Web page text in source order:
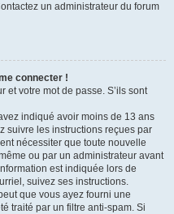
un administrateur du forum
connecter !
et votre mot de passe. S’ils sont
indiqué avoir moins de 13 ans
suivre les instructions reçues par
nécessiter que toute nouvelle
ou par un administrateur avant
est indiquée lors de
suivez ses instructions.
que vous ayez fourni une
traité par un filtre anti-spam. Si